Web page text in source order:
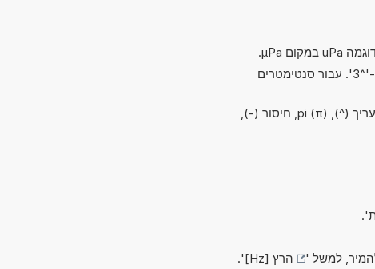
בקיצורים של 'ריבוע' ו'קובי', ניתן להשמיט את התו '^' עבור '^2' ו-'^3'. עבור סנטימטרים
בשלב זה ניתן לבצע את כל פעולות החשבון הבסיסיות: סוגריים, מעריך (^), pi (π), חיסור (-),
'.
למשל '
הרץ [Hz]
'.